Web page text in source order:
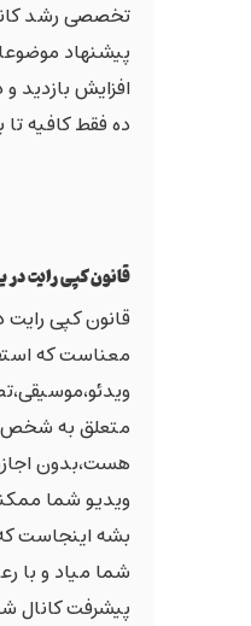
تخصصی رشد
پیشنهاد
افزایش بازدید
ده فقط کافیه تا
قانون کپی رایت
قانون کپی رایت
معناست که
متعلق به شخص
هست،بدون
ویدیو شما
بشه اینجاست
شما میاد و با
پیشرفت کانال